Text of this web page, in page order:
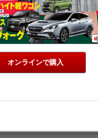
オンラインで購入